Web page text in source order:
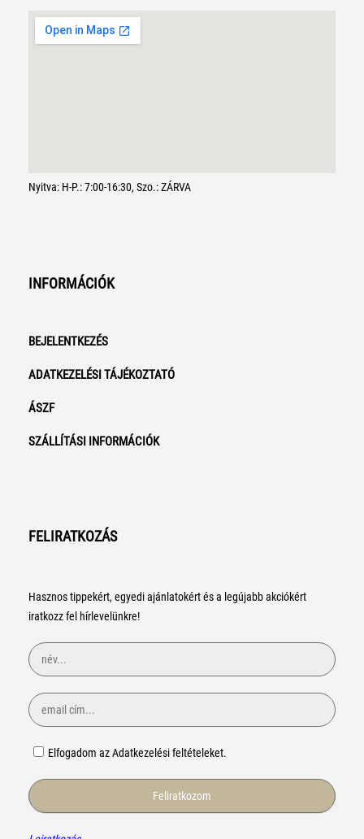
Nyitva: H-P.: 7:00-16:30, Szo.: ZÁRVA
INFORMÁCIÓK
BEJELENTKEZÉS
ADATKEZELÉSI TÁJÉKOZTATÓ
ÁSZF
SZÁLLÍTÁSI INFORMÁCIÓK
FELIRATKOZÁS
Hasznos tippekért, egyedi ajánlatokért és a legújabb akciókért
iratkozz fel hírlevelünkre!
Elfogadom az Adatkezelési feltételeket.